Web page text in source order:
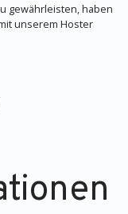
gewährleisten, haben
unserem Hoster